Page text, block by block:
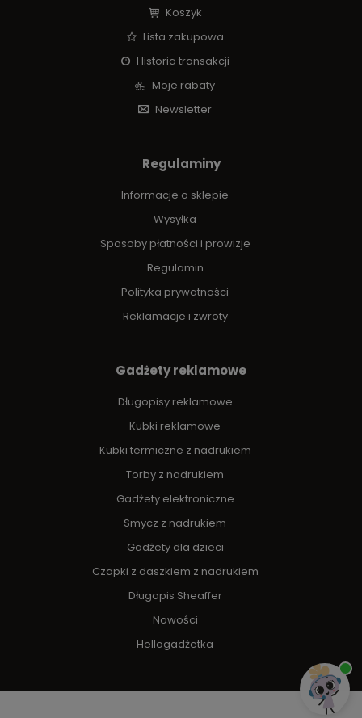
Koszyk
Lista zakupowa
Historia transakcji
Moje rabaty
Newsletter
Regulaminy
Informacje o sklepie
Wysyłka
Sposoby płatności i prowizje
Regulamin
Polityka prywatności
Reklamacje i zwroty
Gadżety reklamowe
Długopisy reklamowe
Kubki reklamowe
Kubki termiczne z nadrukiem
Torby z nadrukiem
Gadżety elektroniczne
Smycz z nadrukiem
Gadżety dla dzieci
Czapki z daszkiem z nadrukiem
Długopis Sheaffer
Nowości
Hellogadżetka